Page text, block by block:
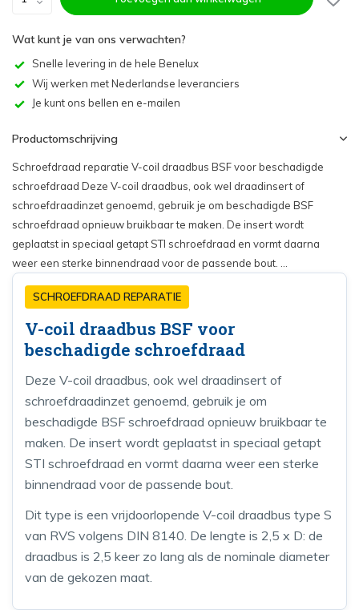
Wat kunt je van ons verwachten?
Snelle levering in de hele Benelux
Wij werken met Nederlandse leveranciers
Je kunt ons bellen en e-mailen
Productomschrijving
Schroefdraad reparatie V-coil draadbus BSF voor beschadigde
schroefdraad Deze V-coil draadbus, ook wel draadinsert of
schroefdraadinzet genoemd, gebruik je om beschadigde BSF
schroefdraad opnieuw bruikbaar te maken. De insert wordt
geplaatst in speciaal getapt STI schroefdraad en vormt daarna
weer een sterke binnendraad voor de passende bout. ...
SCHROEFDRAAD REPARATIE
V-coil draadbus BSF voor
beschadigde schroefdraad
Deze V-coil draadbus, ook wel draadinsert of
schroefdraadinzet genoemd, gebruik je om
beschadigde BSF schroefdraad opnieuw bruikbaar te
maken. De insert wordt geplaatst in speciaal getapt
STI schroefdraad en vormt daarna weer een sterke
binnendraad voor de passende bout.
Dit type is een vrijdoorlopende V-coil draadbus type S
van RVS volgens DIN 8140. De lengte is 2,5 x D: de
draadbus is 2,5 keer zo lang als de nominale diameter
van de gekozen maat.